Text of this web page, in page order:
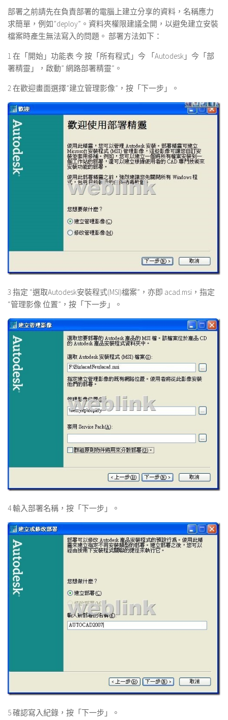
部署之前請先在負責部署的電腦上建立分享的資料，名稱應力
求簡單，例如”deploy”。資料夾權限建議全開，以避免建立安裝
檔案時產生無法寫入的問題。 部署方法如下：
1 在「開始」功能表 今 按「所有程式」今 「Autodesk」今「部
署精靈」，啟動” 網路部署精靈”。
2 在歡迎畫面選擇”建立管理影像”，按「下一步」。
3 指定 “選取Autodesk安裝程式(MSI)檔案”，亦即 acad.msi，指定
“管理影像 位置”，按「下一步」。
4 輸入部署名稱，按「下一步」。
5 確認寫入紀錄，按「下一步」。